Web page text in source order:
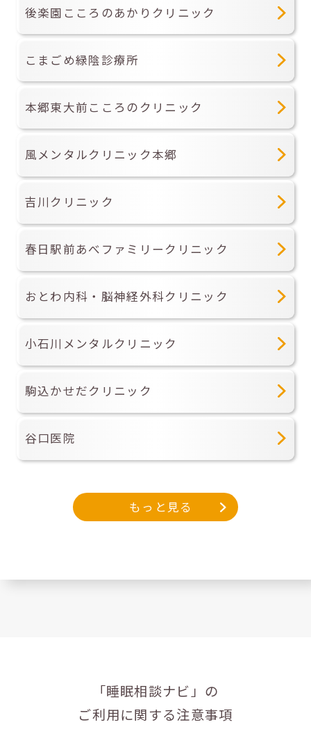
後楽園こころのあかりクリニック
こまごめ緑陰診療所
本郷東大前こころのクリニック
風メンタルクリニック本郷
吉川クリニック
春日駅前あべファミリークリニック
おとわ内科・脳神経外科クリニック
小石川メンタルクリニック
駒込かせだクリニック
谷口医院
もっと見る
「睡眠相談ナビ」の
ご利用に関する注意事項